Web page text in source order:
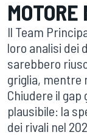
Il Team
loro analisi dei
sarebbero
griglia, mentre
Chiudere il gap
plausibile: la
dei rivali nel